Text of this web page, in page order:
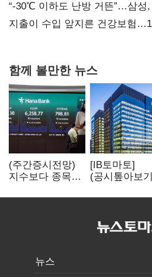
없어”
“-30℃ 이하도 난방 거뜬”…삼성
협력
지출이 수입 앞지른 건강보험
함께 볼만한 뉴스
(주간증시전망)
지수보다 종목…
이어진다
[IB토마토]
(공시톺아보
바로 매출로
뉴스